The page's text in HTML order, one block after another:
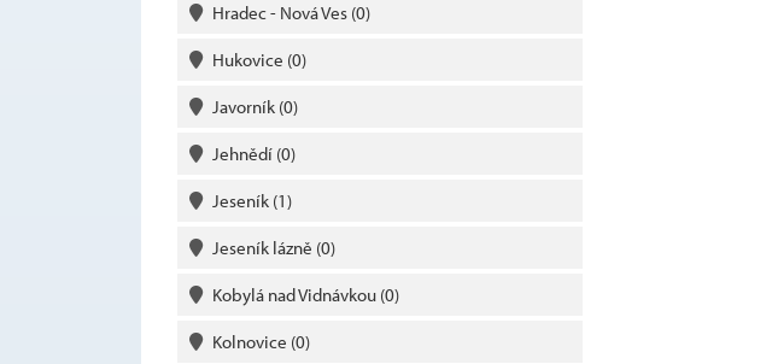
Hradec - Nová Ves (0)
Hukovice (0)
Javorník (0)
Jehnědí (0)
Jeseník (1)
Jeseník lázně (0)
Kobylá nad Vidnávkou (0)
Kolnovice (0)